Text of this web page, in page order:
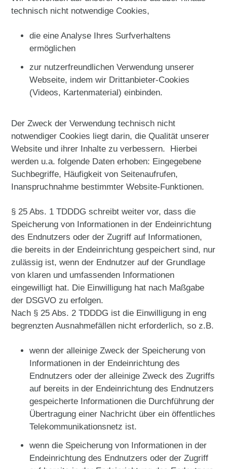
technisch nicht notwendige Cookies,
die eine Analyse Ihres Surfverhaltens
ermöglichen
zur nutzerfreundlichen Verwendung unserer
Webseite, indem wir Drittanbieter-Cookies
(Videos, Kartenmaterial) einbinden.
Der Zweck der Verwendung technisch nicht
notwendiger Cookies liegt darin, die Qualität unserer
Website und ihrer Inhalte zu verbessern. Hierbei
werden u.a. folgende Daten erhoben: Eingegebene
Suchbegriffe, Häufigkeit von Seitenaufrufen,
Inanspruchnahme bestimmter Website-Funktionen.
§ 25 Abs. 1 TDDDG schreibt weiter vor, dass die
Speicherung von Informationen in der Endeinrichtung
des Endnutzers oder der Zugriff auf Informationen,
die bereits in der Endeinrichtung gespeichert sind, nur
zulässig ist, wenn der Endnutzer auf der Grundlage
von klaren und umfassenden Informationen
eingewilligt hat. Die Einwilligung hat nach Maßgabe
der DSGVO zu erfolgen.
Nach § 25 Abs. 2 TDDDG ist die Einwilligung in eng
begrenzten Ausnahmefällen nicht erforderlich, so z.B.
wenn der alleinige Zweck der Speicherung von
Informationen in der Endeinrichtung des
Endnutzers oder der alleinige Zweck des Zugriffs
auf bereits in der Endeinrichtung des Endnutzers
gespeicherte Informationen die Durchführung der
Übertragung einer Nachricht über ein öffentliches
Telekommunikationsnetz ist.
wenn die Speicherung von Informationen in der
Endeinrichtung des Endnutzers oder der Zugriff